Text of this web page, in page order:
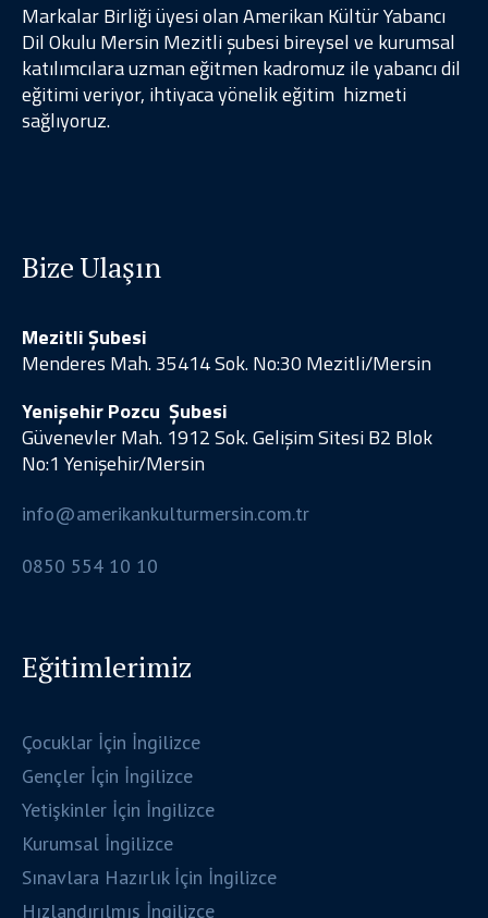
Markalar Birliği üyesi olan Amerikan Kültür Yabancı
Dil Okulu Mersin Mezitli şubesibireysel ve kurumsal
katılımcılarauzman eğitmen kadromuz ile yabancı dil
eğitimi veriyor, ihtiyaca yönelik eğitim hizmeti
sağlıyoruz.
Bize Ulaşın
Mezitli Şubesi
Menderes Mah. 35414 Sok. No:30 Mezitli/Mersin
Yenişehir Pozcu Şubesi
Güvenevler Mah. 1912 Sok. Gelişim Sitesi B2 Blok
No:1 Yenişehir/Mersin
info@amerikankulturmersin.com.tr
0850 554 10 10
Eğitimlerimiz
Çocuklar İçin İngilizce
Gençler İçin İngilizce
Yetişkinler İçin İngilizce
Kurumsal İngilizce
Sınavlara Hazırlık İçin İngilizce
Hızlandırılmış İngilizce